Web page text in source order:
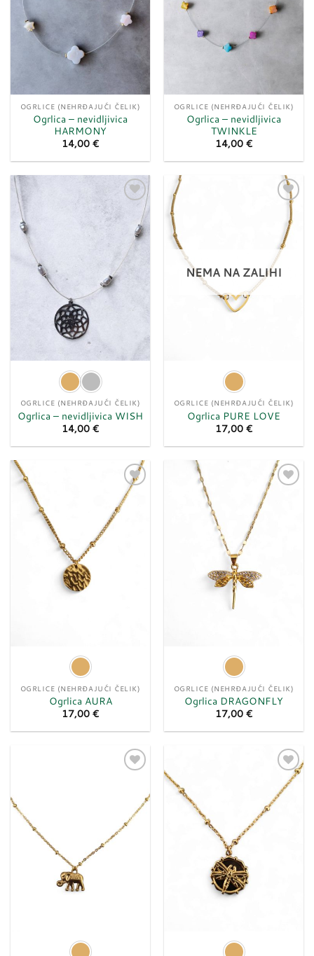
OGRLICE (NEHRĐAJUĆI ČELIK)
Ogrlica – nevidljivica
HARMONY
14,00 €
OGRLICE (NEHRĐAJUĆI ČELIK)
Ogrlica – nevidljivica
TWINKLE
14,00 €
listu
želja
OGRLICE (NEHRĐAJUĆI ČELIK)
Ogrlica – nevidljivica WISH
14,00 €
Dodaj
listu
želja
NEMA NA ZALIHI
OGRLICE (NEHRĐAJUĆI ČELIK)
Ogrlica PURE LOVE
17,00 €
Dodaj
OGRLICE (NEHRĐAJUĆI ČELIK)
Ogrlica AURA
17,00 €
OGRLICE (NEHRĐAJUĆI ČELIK)
Ogrlica DRAGONFLY
17,00 €
želja
Dodaj
u
listu